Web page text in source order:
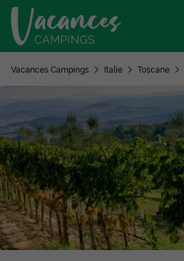
Vacances Campings Italie Toscane